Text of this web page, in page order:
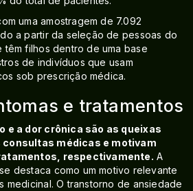
uma amostragem de 7.092
a partir da seleção de pessoas do
filhos dentro de uma base
de indivíduos que usam
sob prescrição médica.
e tratamentos
e a dor crônica são as queixas
médicas e motivam
respectivamente. A
destaca como um motivo relevante
medicinal. O transtorno de ansiedade